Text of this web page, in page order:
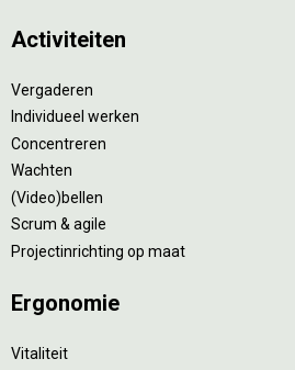
Activiteiten
Vergaderen
Individueel werken
Concentreren
Wachten
(Video)bellen
Scrum & agile
Projectinrichting op maat
Ergonomie
Vitaliteit